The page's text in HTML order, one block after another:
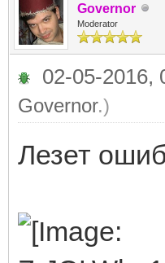
Governor
Moderator
02-05-2016,
Governor.)
Лезет